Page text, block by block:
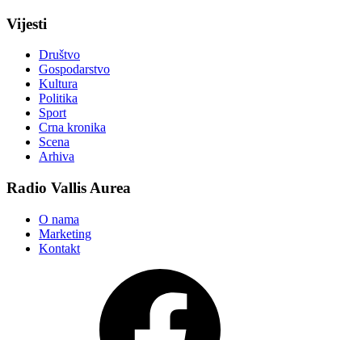
Vijesti
Društvo
Gospodarstvo
Kultura
Politika
Sport
Crna kronika
Scena
Arhiva
Radio Vallis Aurea
O nama
Marketing
Kontakt